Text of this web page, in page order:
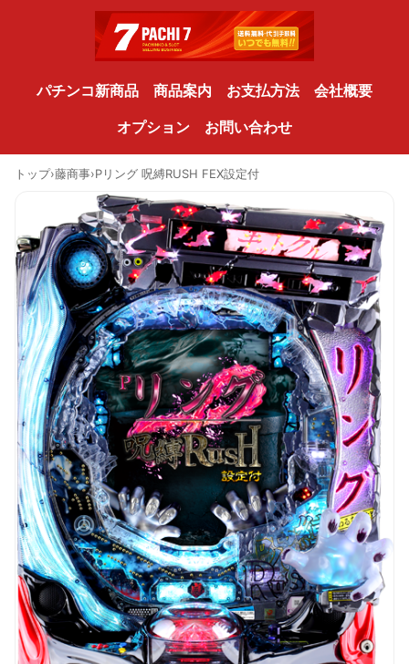
パチンコ新商品 商品案内 お支払方法
会社概要
オプション
お問い合わせ
トップ›藤商事›Pリング 呪縛RUSH FEX設定付